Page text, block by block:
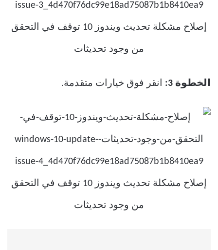
الخطوة 3: انقر فوق خيارات متقدمة.